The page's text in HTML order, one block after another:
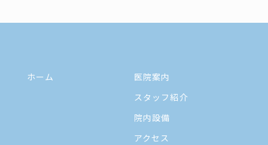
ホーム
医院案内
スタッフ紹介
院内設備
アクセス